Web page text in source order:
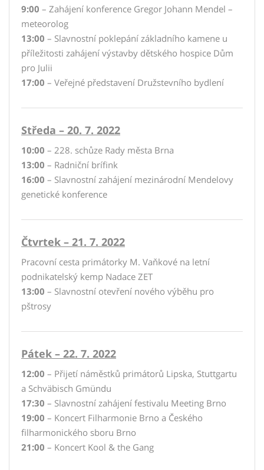
9:00 – Zahájení konference Gregor Johann Mendel –
meteorolog
13:00 – Slavnostní poklepání základního kamene u
příležitosti zahájení výstavby dětského hospice Dům
pro Julii
17:00 – Veřejné představení Družstevního bydlení
Středa – 20. 7. 2022
10:00 – 228. schůze Rady města Brna
13:00 – Radniční brífink
16:00 – Slavnostní zahájení mezinárodní Mendelovy
genetické konference
Čtvrtek – 21. 7. 2022
Pracovní cesta primátorky M. Vaňkové na letní
podnikatelský kemp Nadace ZET
13:00 – Slavnostní otevření nového výběhu pro
pštrosy
Pátek – 22. 7. 2022
12:00 – Přijetí náměstků primátorů Lipska, Stuttgartu
a Schväbisch Gmündu
17:30 – Slavnostní zahájení festivalu Meeting Brno
19:00 – Koncert Filharmonie Brno a Českého
filharmonického sboru Brno
21:00 – Koncert Kool & the Gang